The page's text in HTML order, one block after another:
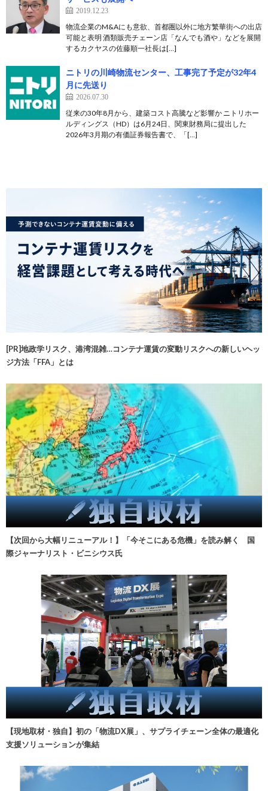
2019.12.23
物流企業のM&Aにも意欲、首都圏以外に地方繁華街への出店
可能と表明 酒類販売チェーン店「なんでも酒や」などを展開
するカクヤスの佐藤順一社長は[…]
ニトリの川崎物流センター、工事完了予定が32年4
月に先送り
2026.07.30
従来の30年8月から、建築コスト高騰など影響か ニトリホー
ルディングス（HD）は6月24日、関東財務局に提出した
2026年3月期の有価証券報告書で、「[…]
[PR]地政学リスク、港湾混雑…コンテナ運賃の変動リスクへの新しいヘッ
ジ方法「FFA」とは
【次回から大幅リニューアル！】「今そこにある危機」を読み解く 国
際ジャーナリスト・ビニシウス氏
【現地取材・独自】初の「物流DX展」、サプライチェーン全体の最適化
支援ソリューションが集結